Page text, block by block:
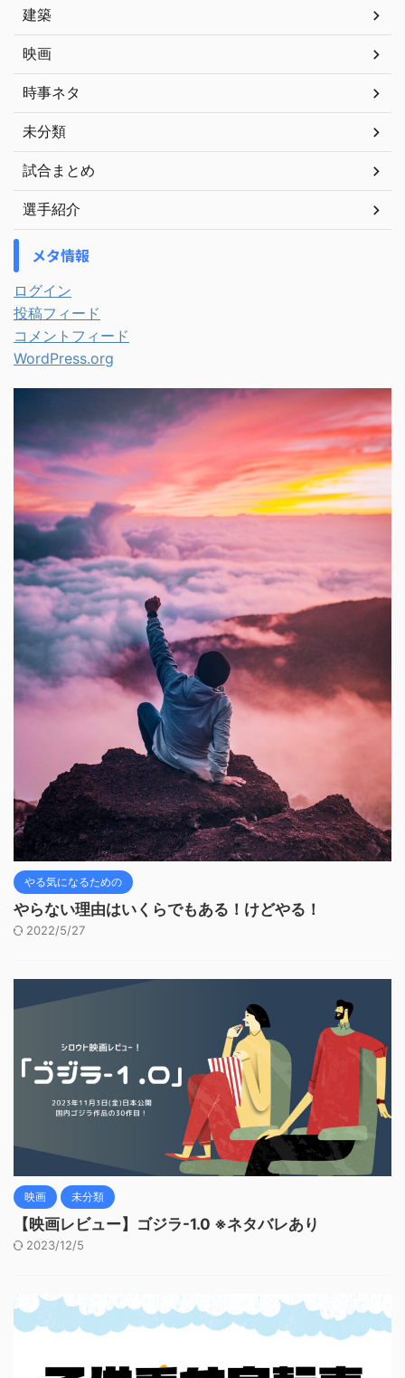
建築
映画
時事ネタ
未分類
試合まとめ
選手紹介
メタ情報
ログイン
投稿フィード
コメントフィード
WordPress.org
やる気になるための
やらない理由はいくらでもある！けどやる！
2022/5/27
映画 未分類
【映画レビュー】ゴジラ-1.0 ※ネタバレあり
2023/12/5